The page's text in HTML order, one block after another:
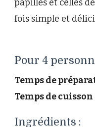
papilles et celles
fois simple et
Pour 4
Temps de
Temps de cuisson
Ingrédients :